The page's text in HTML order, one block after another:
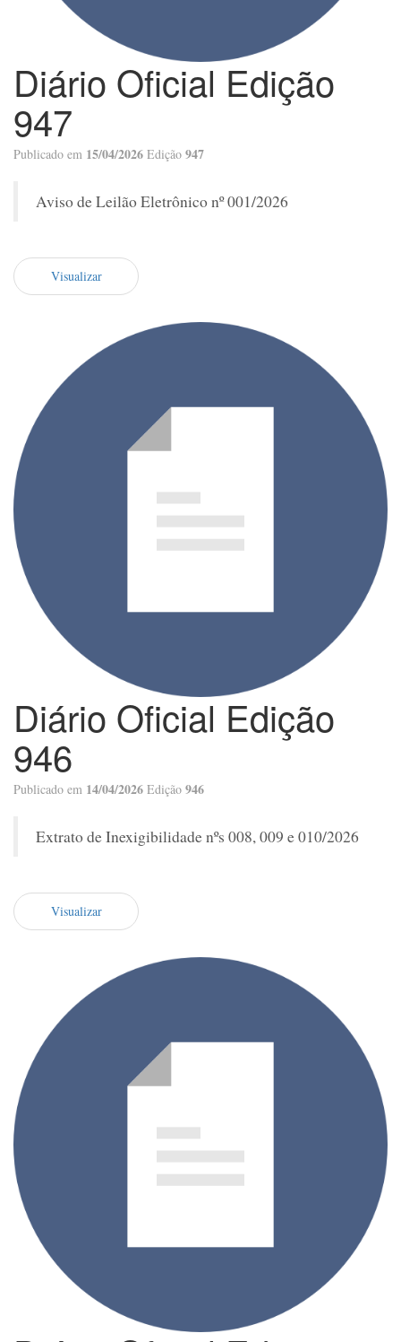
Diário Oficial Edição
947
Publicado em 15/04/2026 Edição 947
Aviso de Leilão Eletrônico nº 001/2026
Visualizar
Diário Oficial Edição
946
Publicado em 14/04/2026 Edição 946
Extrato de Inexigibilidade nºs 008, 009 e 010/2026
Visualizar